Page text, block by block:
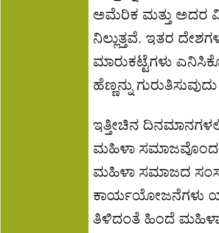
ಅಮೆರಿಕ ಮತ್ತು ಅದರ
ನಿಲ್ಲುತ್ತವೆ. ಇತರ
ಮಾರುಕಟ್ಟೆಗಳು
ಹೆಣ್ಣನ್ನು
ಇತ್ತೀಚಿನ
ಮಹಿಳಾ ಸಮಾಜವೊಂದರ
ಮಹಿಳಾ ಸಮಾಜದ
ಕಾರ್ಯಯೋಜನೆಗಳು
ತಿಳಿದಂತೆ ಹಿಂದೆ ಮಹಿಳಾ